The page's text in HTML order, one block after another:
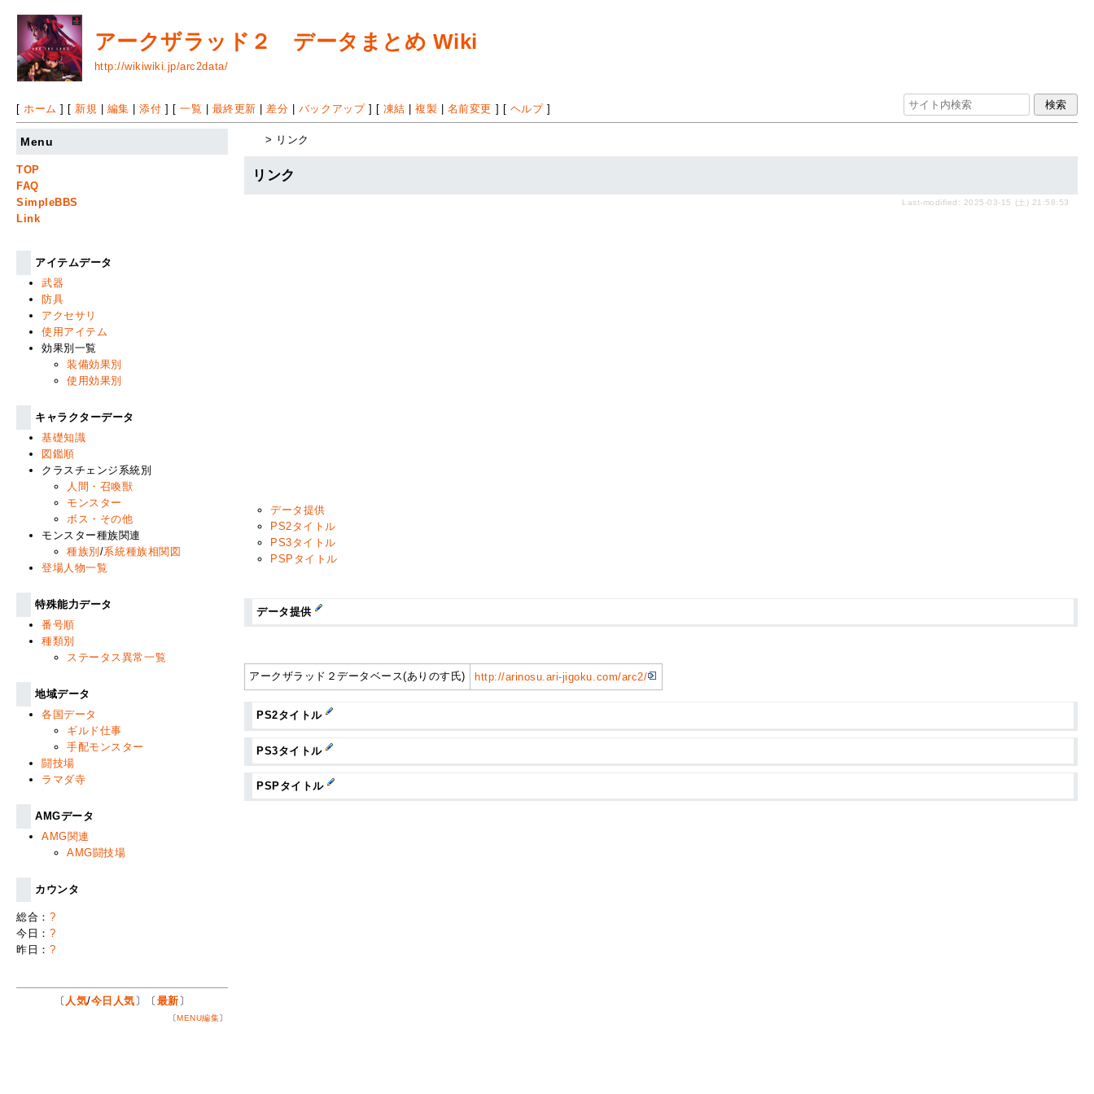
アークザラッド２ データまとめ Wiki
http://wikiwiki.jp/arc2data/
[ ホーム ] [ 新規 編集 |添付 ] [一覧 最終更新 差分 バックアップ] [ 凍結 |複製 名前変更 ] [ ヘルプ]
> リンク
リンク
Last-modified: 2025-03-15 (土) 21:58:53
データ提供
PS2タイトル
PS3タイトル
PSPタイトル
データ提供
アークザラッド２データベース(ありのす氏) http://arinosu.ari-jigoku.com/arc2/
PS2タイトル
PS3タイトル
PSPタイトル
Menu
TOP
FAQ
SimpleBBS
Link
アイテムデータ
武器
防具
アクセサリ
使用アイテム
効果別一覧
装備効果別
使用効果別
キャラクターデータ
基礎知識
図鑑順
クラスチェンジ系統別
人間・召喚獣
モンスター
ボス・その他
モンスター種族関連
種族別 /系統種族相関図
登場人物一覧
特殊能力データ
番号順
種類別
ステータス異常一覧
地域データ
各国データ
ギルド仕事
手配モンスター
闘技場
ラマダ寺
AMGデータ
AMG関連
AMG闘技場
カウンタ
総合： ?
今日： ?
昨日： ?
〔 人気/今日人気 〕〔 最新 〕
〔MENU編集〕